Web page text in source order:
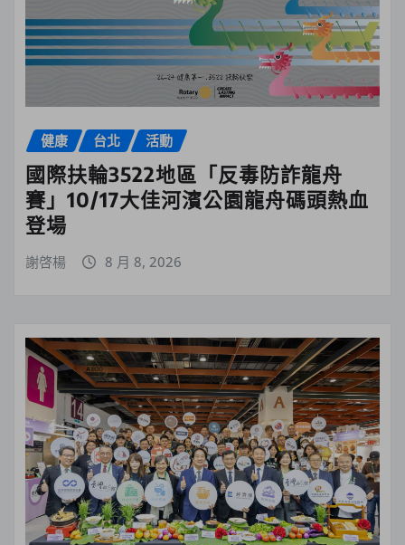
健康 台北 活動
國際扶輪3522地區「反毒防詐龍舟
賽」10/17大佳河濱公園龍舟碼頭熱血
登場
謝啓楊 8 月 8, 2026